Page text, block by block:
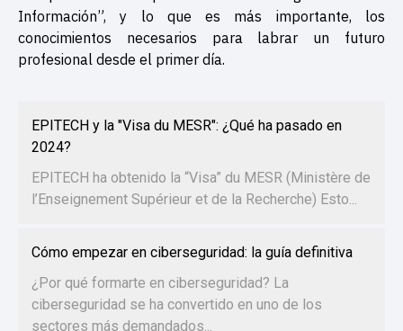
Información”, y lo que es más importante, los
conocimientos necesarios para labrar un futuro
profesional desde el primer día.
EPITECH y la "Visa du MESR": ¿Qué ha pasado en
2024?
EPITECH ha obtenido la “Visa” du MESR (Ministère de
l’Enseignement Supérieur et de la Recherche) Esto...
Cómo empezar en ciberseguridad: la guía definitiva
¿Por qué formarte en ciberseguridad? La
ciberseguridad se ha convertido en uno de los
sectores más demandados...